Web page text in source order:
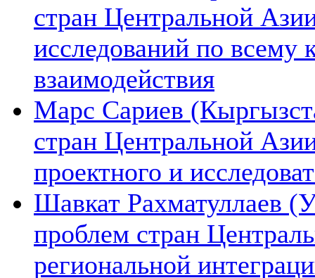
стран Центральной
исследований по всему
взаимодействия
Марс Сариев
стран Центральной
проектного и
Шавкат Рахматуллаев
проблем стран
региональной